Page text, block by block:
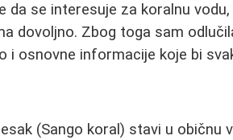
da se interesuje za koralnu
dovoljno. Zbog toga sam
i osnovne informacije koje bi
(Sango koral) stavi u običnu